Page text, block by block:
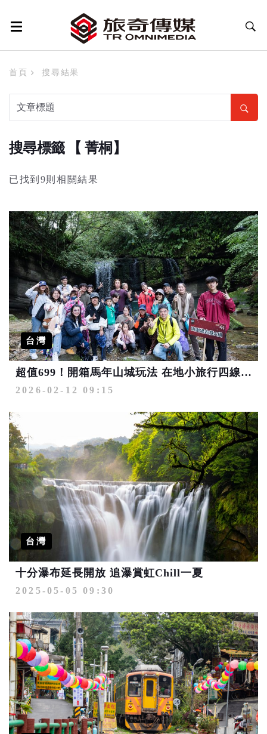
首頁 搜尋結果
搜尋標籤 【 菁桐】
已找到9則相關結果
台灣
超值699！開箱馬年山城玩法 在地小旅行四線暢遊平溪
2026-02-12 09:15
台灣
十分瀑布延長開放 追瀑賞虹Chill一夏
2025-05-05 09:30